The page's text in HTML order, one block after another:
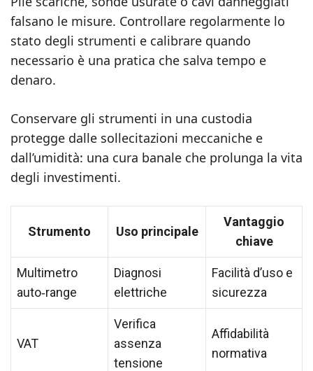
falsano le misure. Controllare regolarmente lo
stato degli strumenti e calibrare quando
necessario è una pratica che salva tempo e
denaro.
Conservare gli strumenti in una custodia
protegge dalle sollecitazioni meccaniche e
dall’umidità: una cura banale che prolunga la vita
degli investimenti.
Strumento Uso principale
Vantaggio
chiave
Multimetro
auto‑range
Diagnosi
elettriche
Facilità d’uso e
sicurezza
VAT
Verifica
assenza
tensione
Affidabilità
normativa